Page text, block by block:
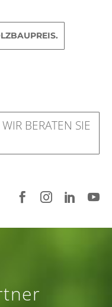
BERATEN SIE